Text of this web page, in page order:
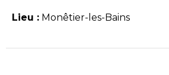
Lieu : Monêtier-les-Bains